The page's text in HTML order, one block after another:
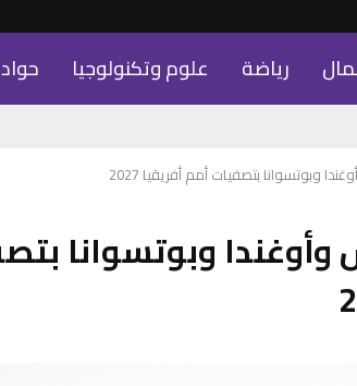
رياضة علوم وتكنولوجيا
وبوتسوانا بتصفيات أمم أفريقيا 2027
وأوغندا وبوتسوانا